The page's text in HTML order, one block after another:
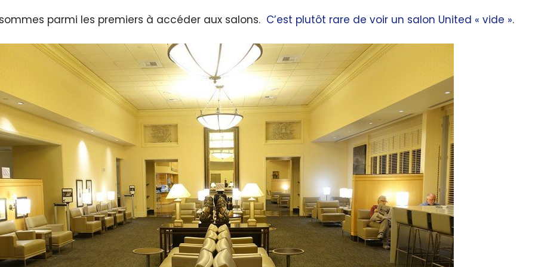
parmi les premiers à accéder aux salons. C’est plutôt rare de voir un salon United « vide ».